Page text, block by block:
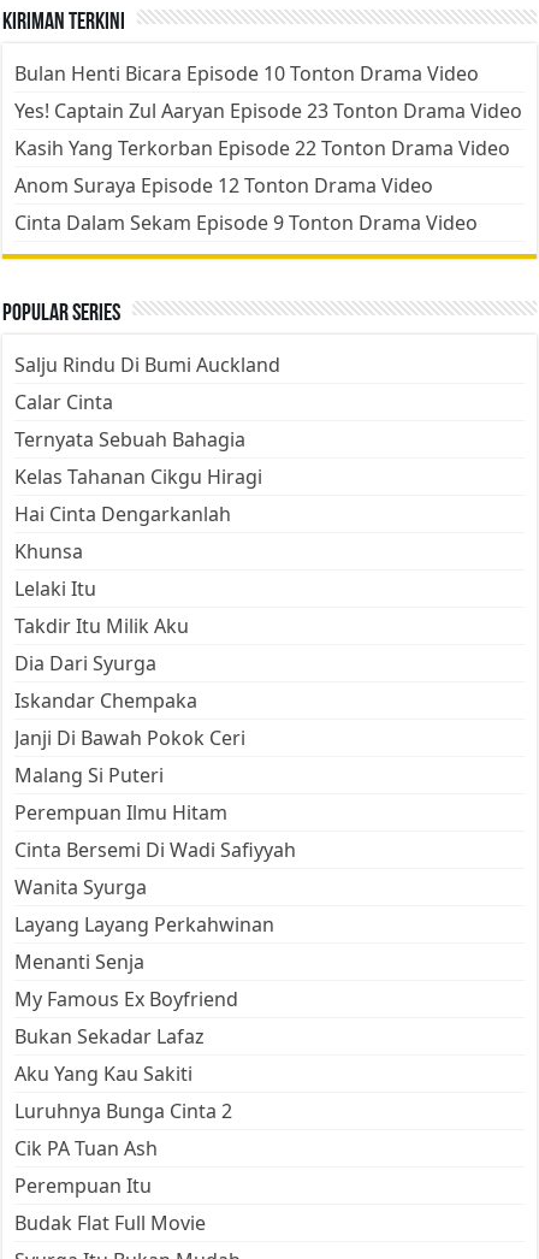
Kiriman Terkini
Bulan Henti Bicara Episode 10 Tonton Drama Video
Yes! Captain Zul Aaryan Episode 23 Tonton Drama Video
Kasih Yang Terkorban Episode 22 Tonton Drama Video
Anom Suraya Episode 12 Tonton Drama Video
Cinta Dalam Sekam Episode 9 Tonton Drama Video
Popular Series
Salju Rindu Di Bumi Auckland
Calar Cinta
Ternyata Sebuah Bahagia
Kelas Tahanan Cikgu Hiragi
Hai Cinta Dengarkanlah
Khunsa
Lelaki Itu
Takdir Itu Milik Aku
Dia Dari Syurga
Iskandar Chempaka
Janji Di Bawah Pokok Ceri
Malang Si Puteri
Perempuan Ilmu Hitam
Cinta Bersemi Di Wadi Safiyyah
Wanita Syurga
Layang Layang Perkahwinan
Menanti Senja
My Famous Ex Boyfriend
Bukan Sekadar Lafaz
Aku Yang Kau Sakiti
Luruhnya Bunga Cinta 2
Cik PA Tuan Ash
Perempuan Itu
Budak Flat Full Movie